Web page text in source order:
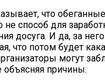
что
не способ для
досуга. И да, за
что потом будет
могут
объясняя причины.